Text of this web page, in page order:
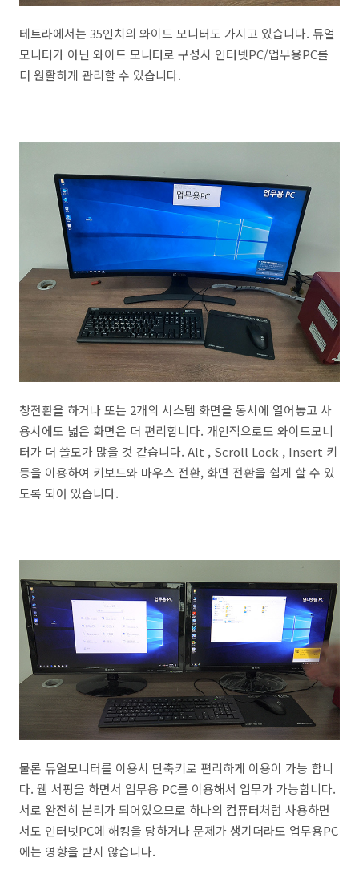
테트라에서는 35인치의 와이드 모니터도 가지고 있습니다. 듀얼
모니터가 아닌 와이드 모니터로 구성시 인터넷PC/업무용PC를
더 원활하게 관리할 수 있습니다.
창전환을 하거나 또는 2개의 시스템 화면을 동시에 열어놓고 사
용시에도 넓은 화면은 더 편리합니다. 개인적으로도 와이드모니
터가 더 쓸모가 많을 것 같습니다. Alt , Scroll Lock , Insert 키
등을 이용하여 키보드와 마우스 전환, 화면 전환을 쉽게 할 수 있
도록 되어 있습니다.
물론 듀얼모니터를 이용시 단축키로 편리하게 이용이 가능 합니
다. 웹 서핑을 하면서 업무용 PC를 이용해서 업무가 가능합니다.
서로 완전히 분리가 되어있으므로 하나의 컴퓨터처럼 사용하면
서도 인터넷PC에 해킹을 당하거나 문제가 생기더라도 업무용PC
에는 영향을 받지 않습니다.